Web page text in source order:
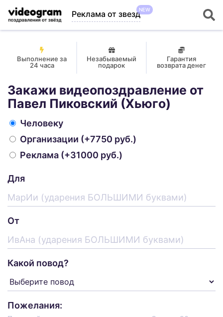
Реклама от звездNEW
Выполнение за
24 часа
Незабываемый
подарок
Гарантия
возврата денег
Закажи видеопоздравление от
Павел Пиковский (Хьюго)
Человеку
Организации (+7750 руб.)
Реклама (+31000 руб.)
Для
От
Какой повод?
Пожелания: